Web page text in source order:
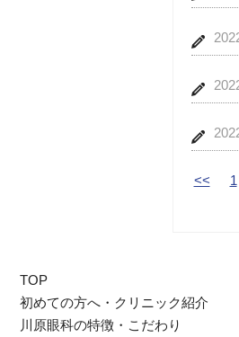
<< 1
TOP
初めての方へ・クリニック紹介
川原眼科の特徴・こだわり